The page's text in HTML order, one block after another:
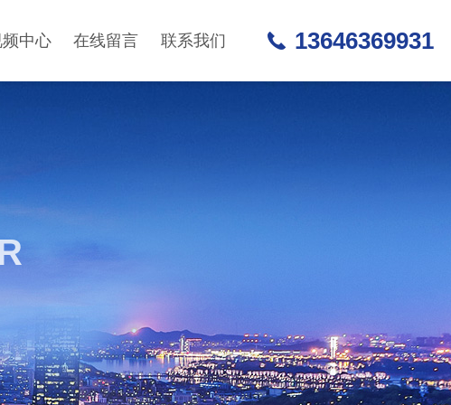
中心 在线留言 联系我们 13646369931